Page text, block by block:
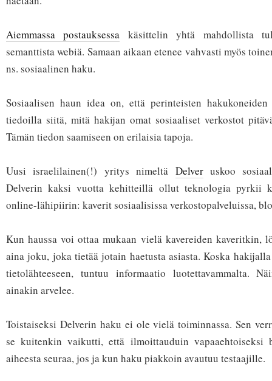
Aiemmassa postauksessa käsittelin yhtä mahdollista
semanttista webiä. Samaan aikaan etenee vahvasti myös
ns. sosiaalinen haku.
Sosiaalisen haun idea on, että perinteisten
tiedoilla siitä, mitä hakijan omat sosiaaliset verkostot
Tämän tiedon saamiseen on erilaisia tapoja.
Uusi israelilainen(!) yritys nimeltä Delveruskoo
Delverin kaksi vuotta kehitteillä ollut teknologia pyrkii
online-lähipiirin: kaverit sosiaalisissa verkostopalveluissa,
Kun haussa voi ottaa mukaan vielä kavereiden kaveritkin,
aina joku, joka tietää jotain haetusta asiasta. Koska
tietolähteeseen, tuntuu informaatio luotettavammalta.
ainakin arvelee.
Toistaiseksi Delverin haku ei ole vielä toiminnassa. Sen
se kuitenkin vaikutti, että ilmoittauduin vapaaehtoiseksi
aiheesta seuraa, jos ja kun haku piakkoin avautuu testaajille.